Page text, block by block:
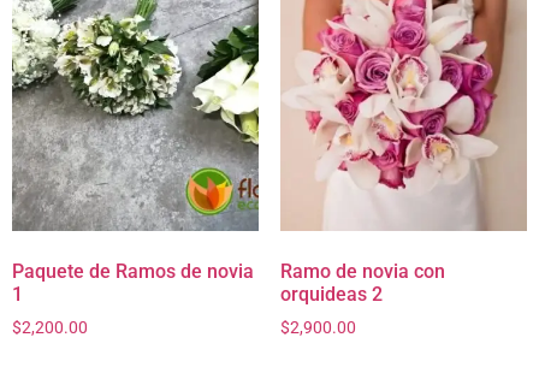
Paquete de Ramos de novia
1
$2,200.00
Ramo de novia con
orquideas 2
$2,900.00